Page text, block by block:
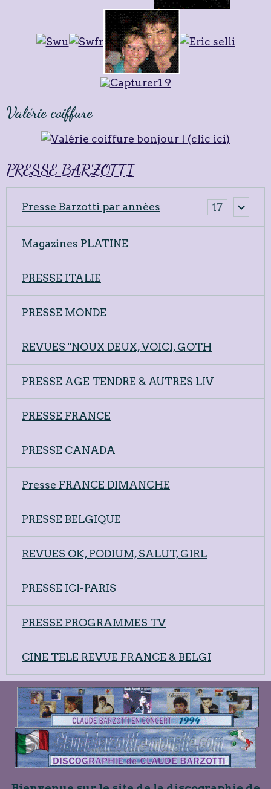
Valérie coiffure
PRESSE BARZOTTI
Presse Barzotti par années 17
Magazines PLATINE
PRESSE ITALIE
PRESSE MONDE
REVUES "NOUX DEUX, VOICI, GOTH
PRESSE AGE TENDRE & AUTRES LIV
PRESSE FRANCE
PRESSE CANADA
Presse FRANCE DIMANCHE
PRESSE BELGIQUE
REVUES OK, PODIUM, SALUT, GIRL
PRESSE ICI-PARIS
PRESSE PROGRAMMES TV
CINE TELE REVUE FRANCE & BELGI